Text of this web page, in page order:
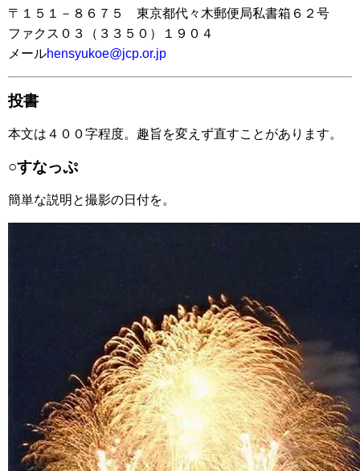
〒１５１－８６７５ 東京都代々木郵便局私書箱６２号
ファクス０３（３３５０）１９０４
メールhensyukoe@jcp.or.jp
投書
本文は４００字程度。趣旨を変えず直すことがあります。
○すなっぷ
簡単な説明と撮影の日付を。